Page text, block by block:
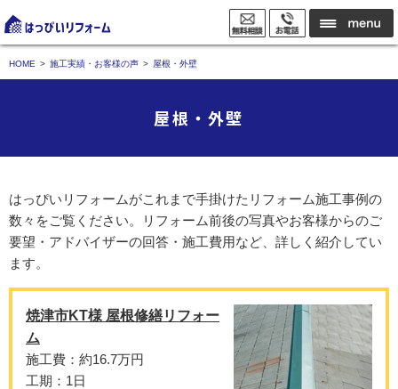
HOME 施工実績・お客様の声 屋根・外壁
屋根・外壁
はっぴいリフォームがこれまで手掛けたリフォーム施工事例の
数々をご覧ください。リフォーム前後の写真やお客様からのご
要望・アドバイザーの回答・施工費用など、詳しく紹介してい
ます。
焼津市KT様 屋根修繕リフォー
ム
施工費：約16.7万円
工期：1日